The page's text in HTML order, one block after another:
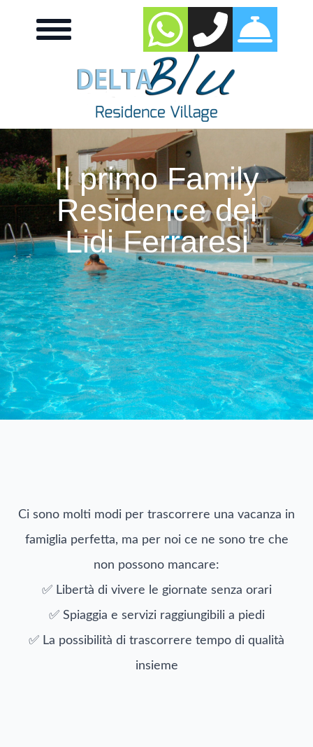
Il primo Family
Residence dei
Lidi Ferraresi
Ci sono molti modi per trascorrere una vacanza in
famiglia perfetta, ma per noi ce ne sono tre che
non possono mancare:
✅ Libertà di vivere le giornate senza orari
✅ Spiaggia e servizi raggiungibili a piedi
✅ La possibilità di trascorrere tempo di qualità
insieme